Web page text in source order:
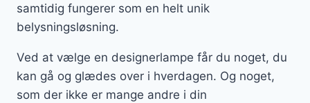
samtidig fungerer som en helt unik
belysningsløsning.
Ved at vælge en designerlampe får du noget, du
kan gå og glædes over i hverdagen. Og noget,
som der ikke er mange andre i din